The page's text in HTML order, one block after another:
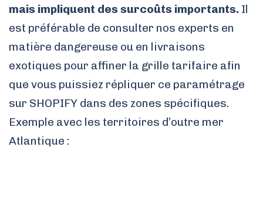
mais impliquent des surcoûts importants. Il
est préférable de consulter nos experts en
matière dangereuse ou en livraisons
exotiques pour affiner la grille tarifaire afin
que vous puissiez répliquer ce paramétrage
sur SHOPIFY dans des zones spécifiques.
Exemple avec les territoires d’outre mer
Atlantique :